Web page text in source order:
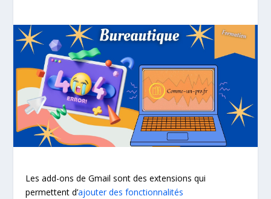
Les add-ons de Gmail sont des extensions qui
permettent d’ajouter des fonctionnalités